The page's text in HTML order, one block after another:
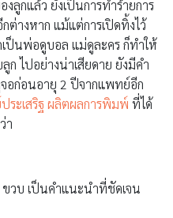
งลูกแล้ว ยังเป็นการทำร้ายการ
างหาก แม้แต่การเปิดทิ้งไว้
เป็นพ่อดูบอล แม่ดูละคร ก็ทำให้
ไปอย่างน่าเสียดาย ยังมีคำ
อก่อนอายุ 2 ปีจากแพทย์อีก
ระเสริฐ ผลิตผลการพิมพ์ ที่ได้
า
วบ เป็นคำแนะนำที่ชัดเจน